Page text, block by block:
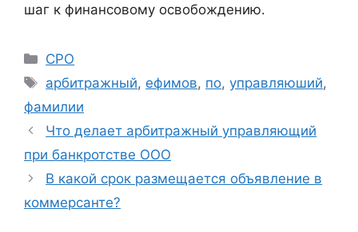
шаг к финансовому освобождению.
Рубрики
СРО
Метки
арбитражный, ефимов, по,управляюший,
фамилии
Что делает арбитражный управляющий
при банкротстве ООО
В какой срок размещается объявление в
коммерсанте?